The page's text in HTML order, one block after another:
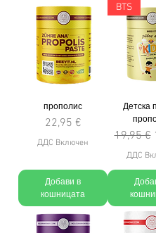
прополис
Цена
22,95 €
ДДС Включен
Добави в
кошницата
BTS
Детска
19,95 €
ДДС